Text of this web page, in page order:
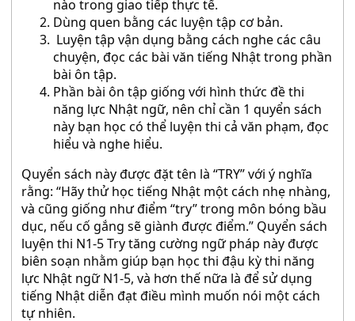
nào trong giao tiếp thực tế.
Dùng quen bằng các luyện tập cơ bản.
Luyện tập vận dụng bằng cách nghe các câu
chuyện, đọc các bài văn tiếng Nhật trong phần
bài ôn tập.
Phần bài ôn tập giống với hình thức đề thi
năng lực Nhật ngữ, nên chỉ cần 1 quyển sách
này bạn học có thể luyện thi cả văn phạm, đọc
hiểu và nghe hiểu.
Quyển sách này được đặt tên là “TRY” với ý nghĩa
rằng: “Hãy thử học tiếng Nhật một cách nhẹ nhàng,
và cũng giống như điểm “try” trong môn bóng bầu
dục, nếu cố gắng sẽ giành được điểm.” Quyển sách
luyện thi N1-5 Try tăng cường ngữ pháp này được
biên soạn nhằm giúp bạn học thi đậu kỳ thi năng
lực Nhật ngữ N1-5, và hơn thế nữa là để sử dụng
tiếng Nhật diễn đạt điều mình muốn nói một cách
tự nhiên.